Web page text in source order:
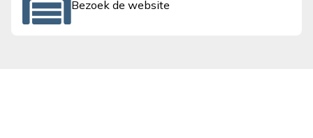
Bezoek de website